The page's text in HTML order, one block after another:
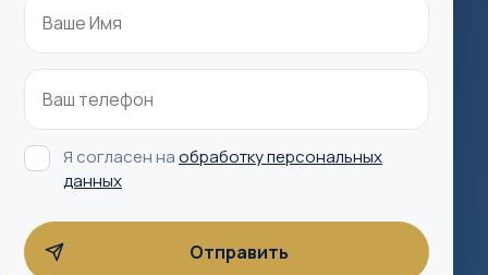
Я согласен наобработку персональных
данных